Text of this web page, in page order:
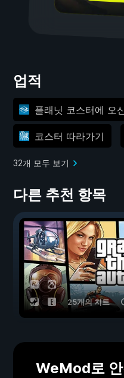
업적
플래닛 코스터에 오
코스터 따라가기
32개 모두 보기
다른 추천 항목
25개의 치트
WeMod로 안